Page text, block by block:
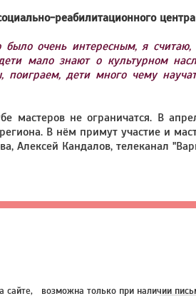
реабилитационного
было очень интересным, я считаю,
мало знают о культурном
поиграем, дети много чему
мастеров не ограничатся. В
В нём примут участие и
Алексей Кандалов, телеканал
возможна только при наличии